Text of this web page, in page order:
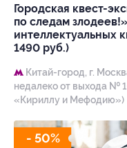
Городская квест-
по следам
интеллектуальных
1490 руб.)
Китай-город, г.
недалеко от выхода №
«Кириллу и Мефодию»)
- 50%